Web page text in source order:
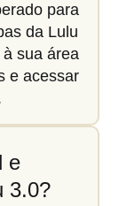
para
da Lulu
sua área
e acessar
e
3.0?